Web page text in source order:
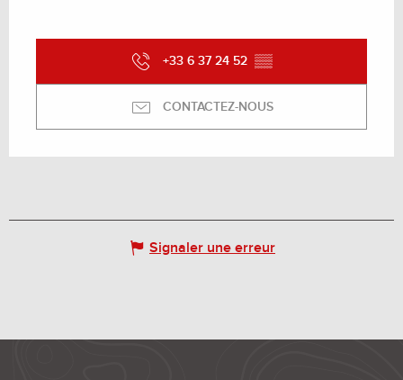
+33 6 37 24 52 ▒▒
CONTACTEZ-NOUS
Signaler une erreur